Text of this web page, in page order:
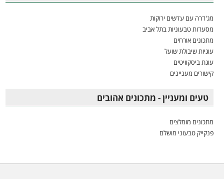
מג'דרה עם עדשים ירוקות
מסעדות טבעוניות בתל אביב
מתכונים אורחים
עוגיות שיבולת שועל
עוגת ביסקוויטים
קישורים מעניינים
טעים ומעניין - מתכונים אהובים
מתכונים מומלצים
פנקייק טבעוני מושלם